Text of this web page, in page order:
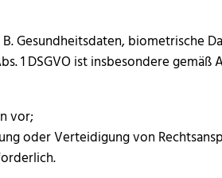
Gesundheitsdaten, biometrische
1 DSGVO ist insbesondere gemäß
vor;
oder Verteidigung von